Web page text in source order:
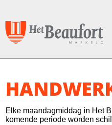
Elke maandagmiddag in Het
komende periode worden